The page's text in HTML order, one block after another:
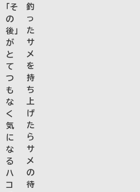
「そ
の
後」
が
と
て
つ
も
な
く
気
に
な
る
ハ
コ
釣
っ
た
サ
メ
を
持
ち
上
げ
た
ら
サ
メ
の
待